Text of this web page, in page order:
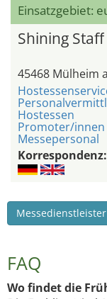
Einsatzgebiet:
Shining Staff
45468 Mülheim
Hostessen
Promoter/innen
Messepersonal
Korrespondenz:
FAQ
Wo findet die